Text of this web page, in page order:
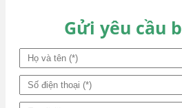
Gửi yêu cầu